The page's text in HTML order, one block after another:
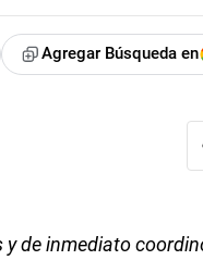
Agregar Búsqueda en
de inmediato